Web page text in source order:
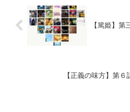
【篤姫】第
【正義の味方】第６